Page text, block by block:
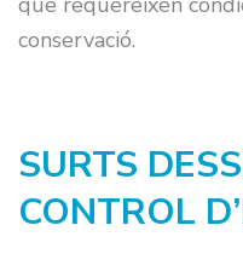
conservació.
SURTS
CONTROL